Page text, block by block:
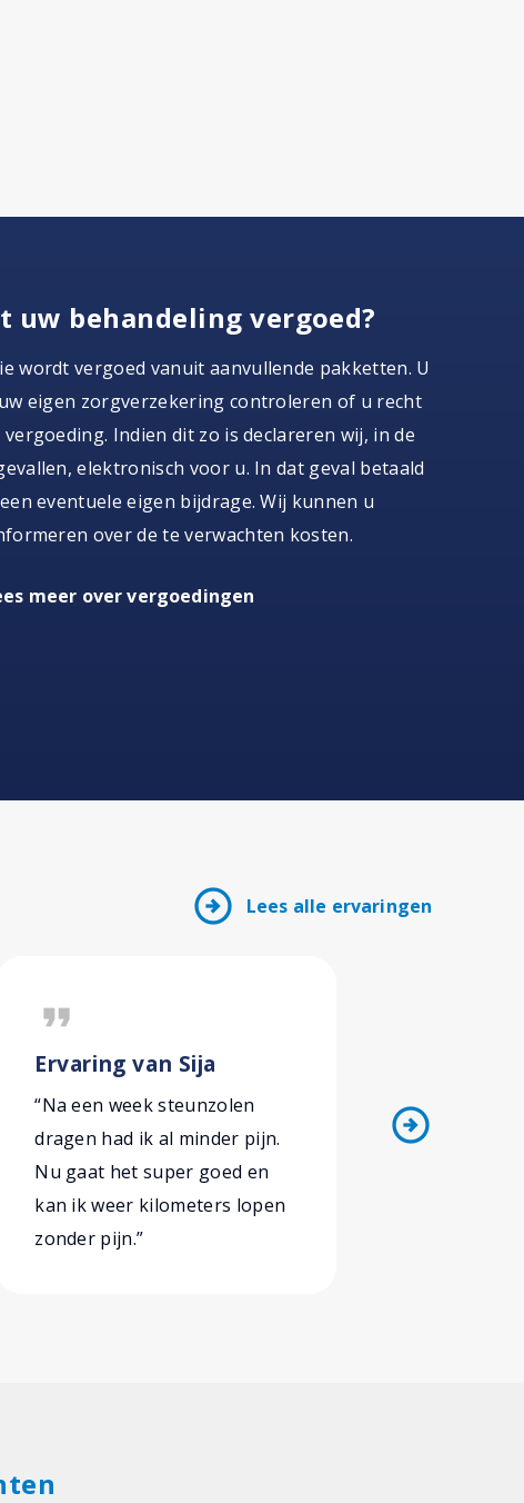
uw behandeling vergoed?
wordt vergoed vanuit aanvullende pakketten. U
eigen zorgverzekering controleren of u recht
Indien dit zo is declareren wij, in de
elektronisch voor u. In dat geval betaald
eventuele eigen bijdrage. Wij kunnen u
over de te verwachten kosten.
meer over vergoedingen
arrow_circle_right Lees alle ervaringen
format_quote
Ervaring van Sija
“Na een week steunzolen
dragen had ik al minder pijn.
Nu gaat het super goed en
kan ik weer kilometers lopen
zonder pijn.”
Na erg
arrow_circle_right